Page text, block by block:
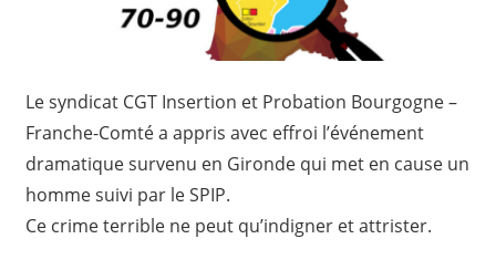
Le syndicat CGT Insertion et Probation Bourgogne –
Franche-Comté a appris avec effroi l’événement
dramatique survenu en Gironde qui met en cause un
homme suivi par le SPIP.
Ce crime terrible ne peut qu’indigner et attrister.